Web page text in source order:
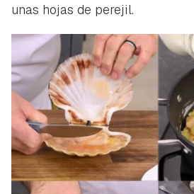
unas hojas de perejil.